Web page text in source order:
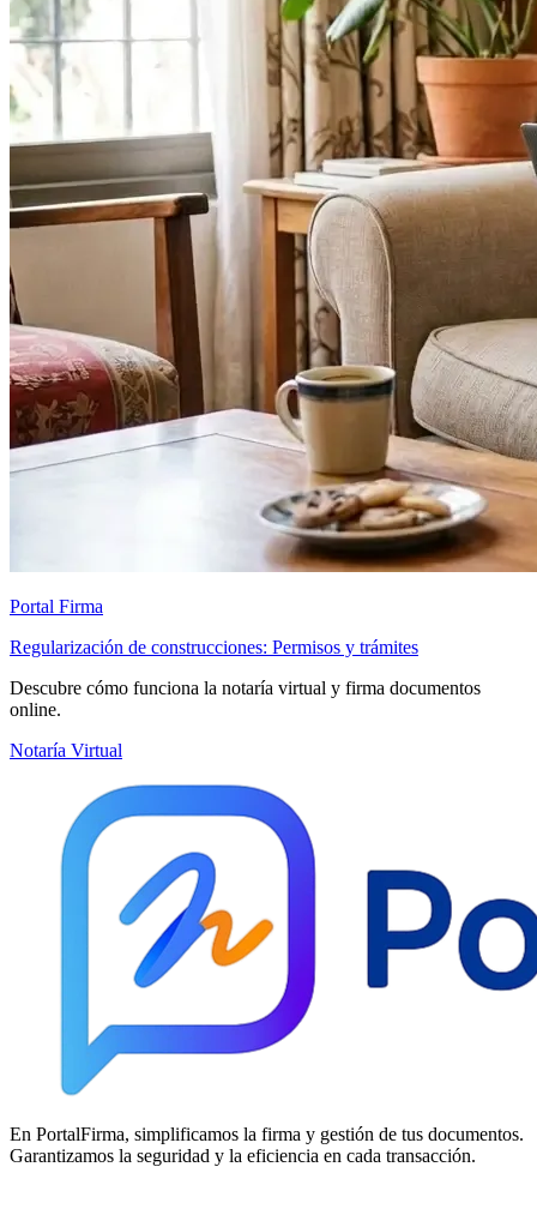
Portal Firma
Regularización de construcciones: Permisos y trámites
Descubre cómo funciona la notaría virtual y firma documentos
online.
Notaría Virtual
En PortalFirma, simplificamos la firma y gestión de tus documentos.
Garantizamos la seguridad y la eficiencia en cada transacción.